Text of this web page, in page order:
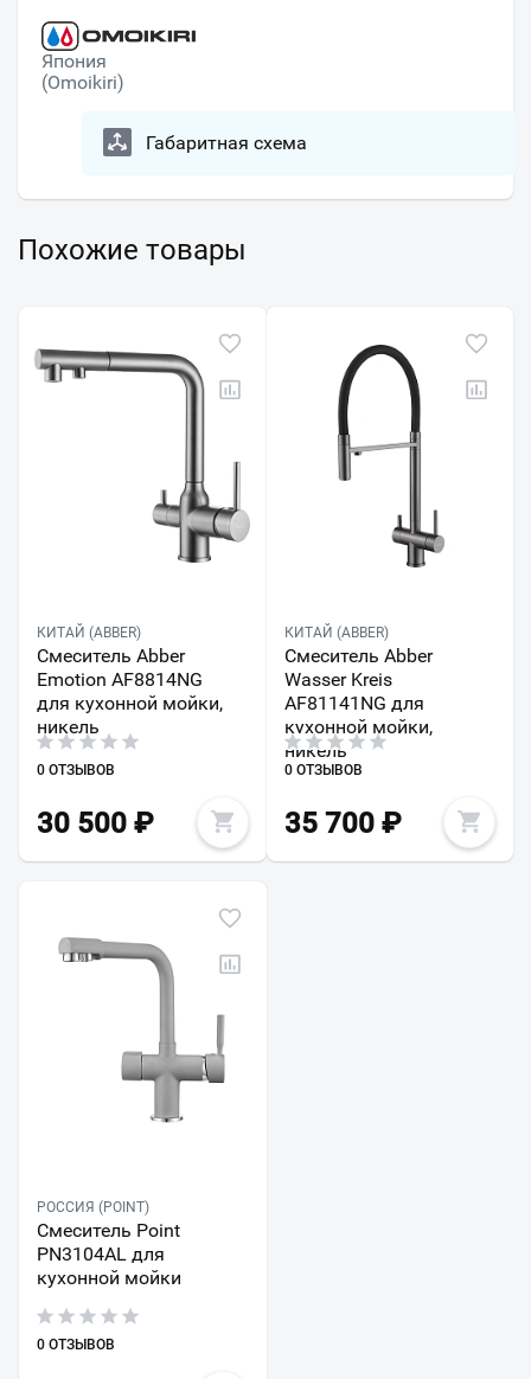
Япония
(Omoikiri)
Габаритная схема
Похожие товары
КИТАЙ (ABBER)
Смеситель Abber
Emotion AF8814NG
для кухонной мойки,
никель
0 ОТЗЫВОВ
30 500 ₽
КИТАЙ (ABBER)
Смеситель Abber
Wasser Kreis
AF81141NG для
кухонной мойки,
никель
0 ОТЗЫВОВ
35 700₽
РОССИЯ (POINT)
Смеситель Point
PN3104AL для
кухонной мойки
0 ОТЗЫВОВ